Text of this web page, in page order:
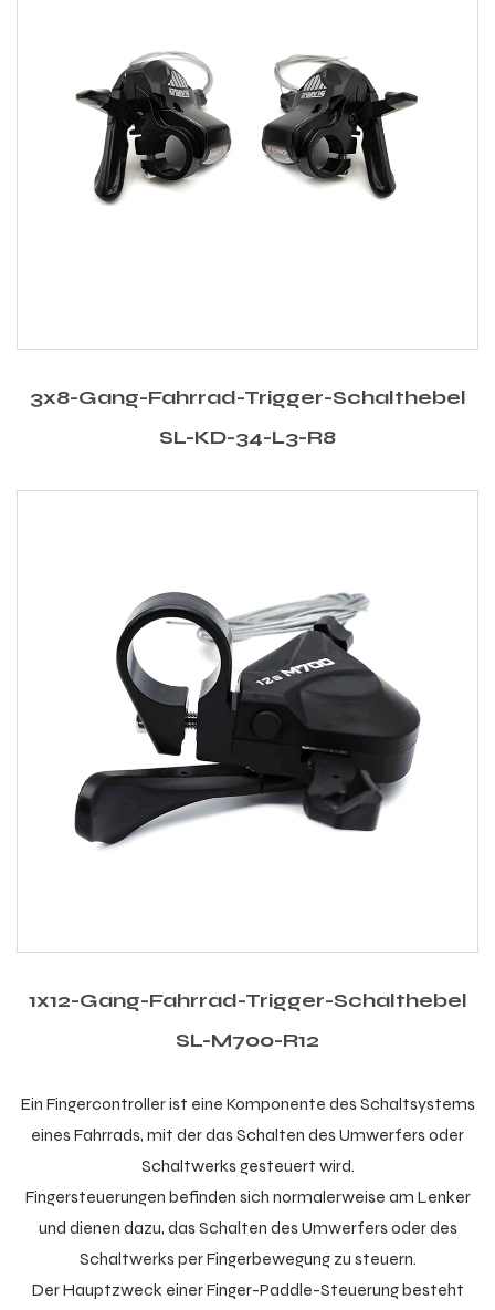
3x8-Gang-Fahrrad-Trigger-Schalthebel
SL-KD-34-L3-R8
1x12-Gang-Fahrrad-Trigger-Schalthebel
SL-M700-R12
Ein Fingercontroller ist eine Komponente des Schaltsystems
eines Fahrrads, mit der das Schalten des Umwerfers oder
Schaltwerks gesteuert wird.
Fingersteuerungen befinden sich normalerweise am Lenker
und dienen dazu, das Schalten des Umwerfers oder des
Schaltwerks per Fingerbewegung zu steuern.
Der Hauptzweck einer Finger-Paddle-Steuerung besteht